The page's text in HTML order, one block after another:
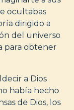
ocultabas
dirigido a
del universo
para obtener
a Dios
había hecho
de Dios, los